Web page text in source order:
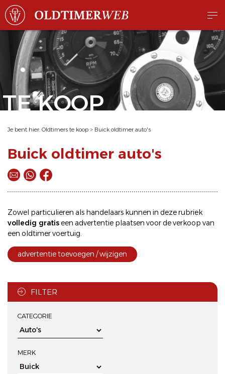
TE KOOP
Je bent hier: Oldtimers te koop > Buick oldtimer auto's
Buick oldtimer auto's
Zowel particulieren als handelaars kunnen in deze rubriek
volledig gratis een advertentie plaatsen voor deverkoop van
een oldtimer voertuig.
advertentie toevoegen / wijzigen
FILTER
CATEGORIE
MERK